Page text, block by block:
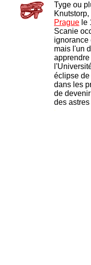
Tyge ou
Prague le
Scanie
ignorance
mais l'un
éclipse
dans les
de
des
-